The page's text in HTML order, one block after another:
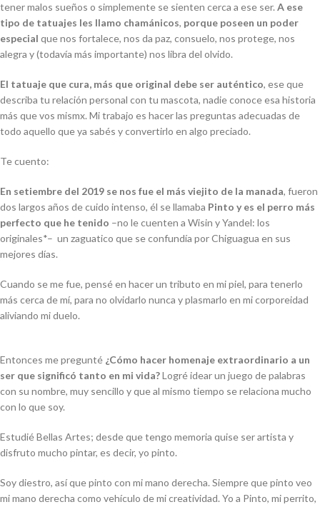
tener malos sueños o simplemente se sienten cerca a ese ser. A ese
tipo de tatuajes les llamo chamánicos, porque poseen un poder
especial que nos fortalece, nos da paz, consuelo, nos protege, nos
alegra y (todavía más importante) nos libra del olvido.
El tatuaje que cura, más que original debe ser auténtico, ese que
describa tu relación personal con tu mascota, nadie conoce esa historia
más que vos mismx. Mi trabajo es hacer las preguntas adecuadas de
todo aquello que ya sabés y convertirlo en algo preciado.
Te cuento:
En setiembre del 2019 se nos fue el más viejito de la manada, fueron
dos largos años de cuido intenso, él se llamaba Pinto y es el perro más
perfecto que he tenido –no le cuenten a Wisin y Yandel: los
originales*– un zaguatico que se confundía por Chiguagua en sus
mejores días.
Cuando se me fue, pensé en hacer un tributo en mi piel, para tenerlo
más cerca de mí, para no olvidarlo nunca y plasmarlo en mi corporeidad
aliviando mi duelo.
Entonces me pregunté ¿Cómo hacer homenaje extraordinario a un
ser que significó tanto en mi vida?Logré idear un juego de palabras
con su nombre, muy sencillo y que al mismo tiempo se relaciona mucho
con lo que soy.
Estudié Bellas Artes; desde que tengo memoria quise ser artista y
disfruto mucho pintar, es decir, yo pinto.
Soy diestro, así que pinto con mi mano derecha. Siempre que pinto veo
mi mano derecha como vehículo de mi creatividad. Yo a Pinto, mi perrito,